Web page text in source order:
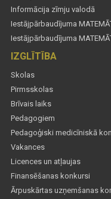
Informācija zīmju valodā
Iestājpārbaudījuma
Iestājpārbaudījuma
IZGLĪTĪBA
Skolas
Pirmsskolas
Brīvais laiks
Pedagogiem
Pedagoģiski medicīniskā
Vakances
Licences un atļaujas
Finansēšanas konkursi
Ārpuskārtas uzņemšanas